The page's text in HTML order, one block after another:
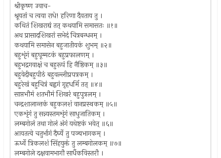
श्रीकृष्ण उवाच-
श्रूयतां च त्वया राधे! हरिणा दैवताय तु ।
कथितं शिखराद्यं तत् कथयामि समासतः ॥१॥
अथ प्रासादशिखरां सभेदं चित्रबन्धनम् ।
कथयामि समासेन बहुजातीयकं शुभम् ॥२॥
बहुशृंगं बहुघूम्मटकं बहुप्रफालणम् ।
बहुभद्रगवाक्षं च बहुरूपं हि नैष्ठिकम् ॥३॥
बहुवेदीबहुपीठं बहुवल्लीप्रपत्रकम् ।
बहुरेखं बहुचित्रं बह्वगं गृहधर्मि तत् ॥४॥
साप्तभौमं शतभौमं शिखरं बहुपुत्रलम् ।
चन्द्रशालान्तकं बहुकलशं वानप्रस्थकम् ॥५॥
एकशृंगं तु सन्न्यस्तमशृंगं साधुजातिकम् ।
लम्बगोलं तथा गोलं अंगं यथेष्टकं भवेत् ॥६॥
आयतत्वे चतुर्भागं दैर्घ्ये तु पञ्चभागकम् ।
ऊर्ध्वे त्रिकलशं सिंहयुक्तं तु लम्बगोलकम् ॥७॥
लम्बगोले दक्षवामभागौ सार्धैकविस्तरौ ।